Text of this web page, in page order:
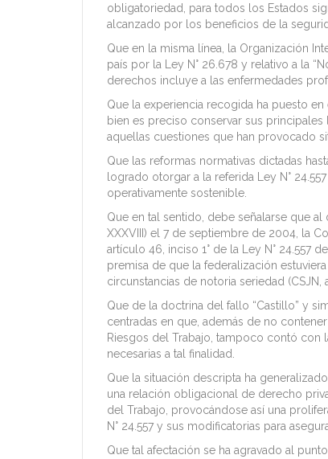
obligatoriedad, para todos los Estados
alcanzado por los beneficios de la
Que en la misma línea, la Organización
país por la Ley N° 26.678 y relativo a la
derechos incluye a las enfermedades
Que la experiencia recogida ha puesto
bien es preciso conservar sus
aquellas cuestiones que han provocado
Que las reformas normativas dictadas
logrado otorgar a la referida Ley N°
operativamente sostenible.
Que en tal sentido, debe señalarse que al
XXXVIII) el 7 de septiembre de 2004, la
artículo 46, inciso 1° de la Ley N° 24.557
premisa de que la federalización
circunstancias de notoria seriedad (CSJN,
Que de la doctrina del fallo “Castillo” y
centradas en que, además de no
Riesgos del Trabajo, tampoco contó con
necesarias a tal finalidad.
Que la situación descripta ha
una relación obligacional de derecho
del Trabajo, provocándose así una
N° 24.557 y sus modificatorias para
Que tal afectación se ha agravado al